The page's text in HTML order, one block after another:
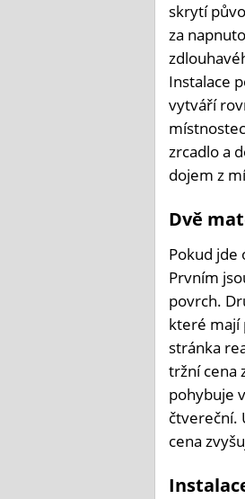
skrytí
za
Instalace
vytváří
zrcadlo a
dojem z
Dvě
Pokud jde
Prvním
povrch.
které mají
stránka
tržní cena
pohybuje
čtvereční.
cena